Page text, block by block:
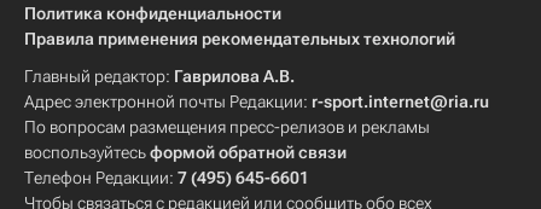
Политика конфиденциальности
Правила применения рекомендательных технологий
Главный редактор: Гаврилова А.В.
Адрес электронной почты Редакции: r-sport.internet@ria.ru
По вопросам размещения пресс-релизов и рекламы
воспользуйтесьформой обратной связи
Телефон Редакции: 7 (495) 645-6601
Чтобы связаться с редакцией или сообщить обо всех